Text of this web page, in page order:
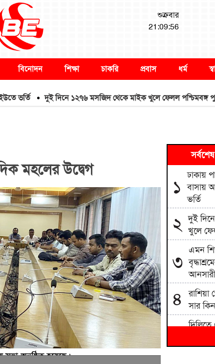
শুক্রবার
21:09:57
বিনোদন শিক্ষা চাকরি প্রবাস ধর্ম
দুই দিনে ১২৭৬ মসজিদ থেকে মাইক খুলে ফেলল পশ্চিমবঙ্গ পুলিশ
মহলের উদ্বেগ
সর্বশেষ
১
ঢাকায়
বাসায়
ভর্তি
২ দুই
খুলে
৩
এমন
আনসারী
৪
সার
হুমকি: